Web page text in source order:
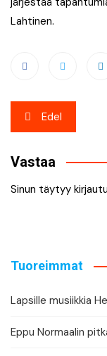
Lahtinen.
Artikkelien
selaus
Edel
Vastaa
Sinun täytyy
Tuoreimmat
Lapsille musiikkia
Eppu Normaalin